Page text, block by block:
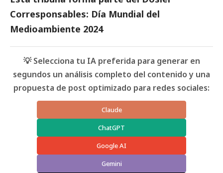
Corresponsables: Día Mundial del
Medioambiente 2024
💡 Selecciona tu IA preferida para generar en
segundos un análisis completo del contenido y una
propuesta de post optimizado para redes sociales:
Claude
ChatGPT
Google AI
Gemini